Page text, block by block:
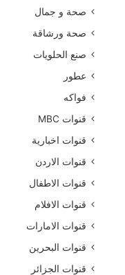
صحة و جمال
صحة ورشاقة
صنع الحلويات
عطور
فواكه
قنوات MBC
قنوات اخبارية
قنوات الاردن
قنوات الاطفال
قنوات الافلام
قنوات الامارات
قنوات البحرين
قنوات الجزائر